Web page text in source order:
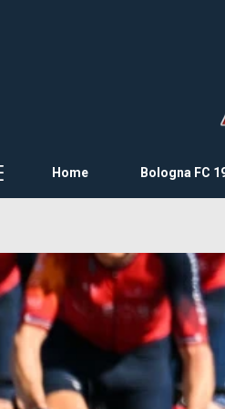
Home Bologna FC